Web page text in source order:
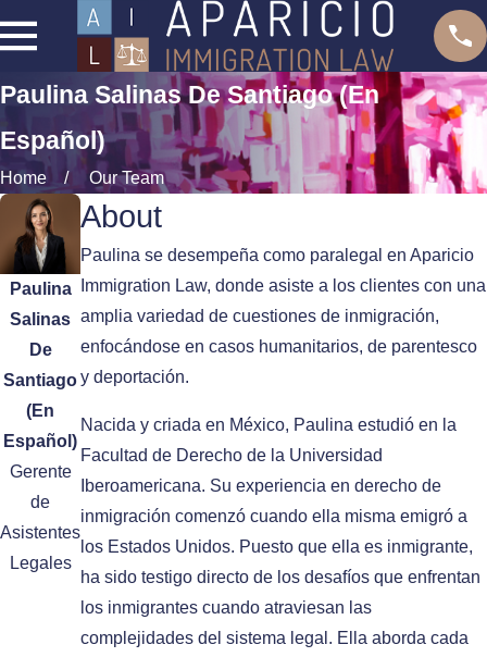
Paulina Salinas De Santiago (En
Español)
Home Our Team
Paulina
Salinas
De
Santiago
(En
Español)
Gerente
de
Asistentes
Legales
About
Paulina se desempeña como paralegal en Aparicio
Immigration Law, donde asiste a los clientes con una
amplia variedad de cuestiones de inmigración,
enfocándose en casos humanitarios, de parentesco
y deportación.
Nacida y criada en México, Paulina estudió en la
Facultad de Derecho de la Universidad
Iberoamericana. Su experiencia en derecho de
inmigración comenzó cuando ella misma emigró a
los Estados Unidos. Puesto que ella es inmigrante,
ha sido testigo directo de los desafíos que enfrentan
los inmigrantes cuando atraviesan las
complejidades del sistema legal. Ella aborda cada